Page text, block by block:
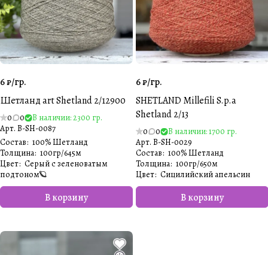
6 ₽/гр.
Шетланд art Shetland 2/12900
0 0
В наличии: 2300 гр.
Арт. B-SH-0087
В корзину
Состав: 100% Шетланд
Толщина: 100гр/645м
Цвет: Серый с зеленоватым
подтоном🪐
6 ₽/гр.
SHETLAND Millefili S.p.a
Shetland 2/13
0 0
В наличии: 1700 гр.
Арт. B-SH-0029
В корзину
Состав: 100% Шетланд
Толщина: 100гр/650м
Цвет: Сицилийский апельсин